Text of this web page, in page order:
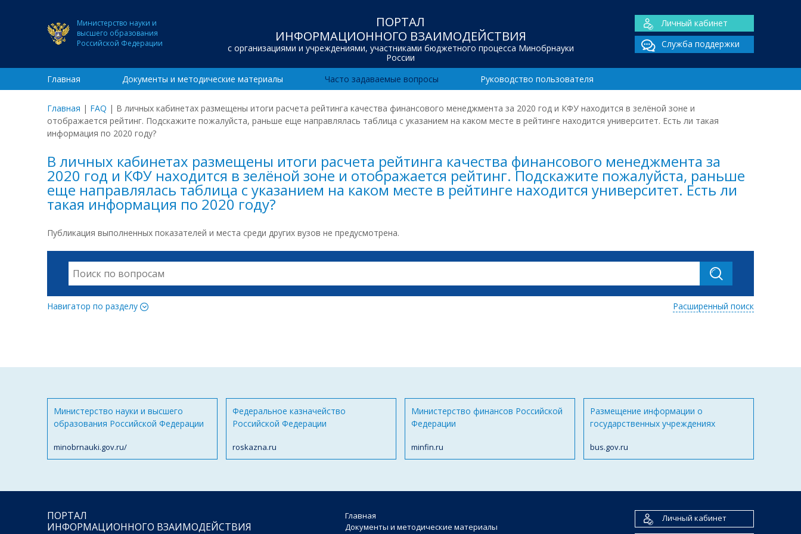
Министерство науки и
высшего образования
Российской Федерации
ПОРТАЛ
ИНФОРМАЦИОННОГО ВЗАИМОДЕЙСТВИЯ
с организациями и учреждениями, участниками бюджетного процесса Минобрнауки
России
Личный кабинет
Служба поддержки
Главная Документы и методические материалы Часто задаваемые вопросы Руководство пользователя
Главная | FAQ | В личных кабинетах размещены итоги расчета рейтинга качества финансового менеджмента за 2020 год и КФУ находится в зелёной зоне и
отображается рейтинг. Подскажите пожалуйста, раньше еще направлялась таблица с указанием на каком месте в рейтинге находится университет. Есть ли такая
информация по 2020 году?
В личных кабинетах размещены итоги расчета рейтинга качества финансового менеджмента за
2020 год и КФУ находится в зелёной зоне и отображается рейтинг. Подскажите пожалуйста, раньше
еще направлялась таблица с указанием на каком месте в рейтинге находится университет. Есть ли
такая информация по 2020 году?
Публикация выполненных показателей и места среди других вузов не предусмотрена.
Навигатор по разделу Расширенный поиск
Министерство науки и высшего
образования Российской Федерации
minobrnauki.gov.ru/
Федеральное казначейство
Российской Федерации
roskazna.ru
Министерство финансов Российской
Федерации
minfin.ru
Размещение информации о
государственных учреждениях
bus.gov.ru
ПОРТАЛ
ИНФОРМАЦИОННОГО ВЗАИМОДЕЙСТВИЯ
Главная
Документы и методические материалы
Личный кабинет